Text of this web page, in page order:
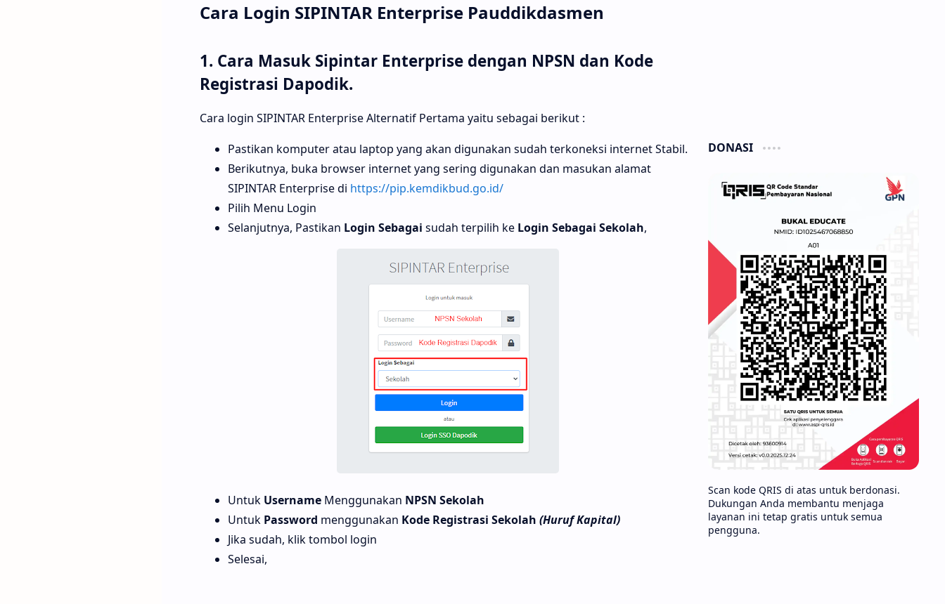
Cara Login SIPINTAR Enterprise Pauddikdasmen
1. Cara Masuk Sipintar Enterprise dengan NPSN dan Kode
Registrasi Dapodik.
Cara login SIPINTAR Enterprise Alternatif Pertama yaitu sebagai berikut :
Pastikan komputer atau laptop yang akan digunakan sudah terkoneksi internet Stabil.
Berikutnya, buka browser internet yang sering digunakan dan masukan alamat
SIPINTAR Enterprise di https://pip.kemdikbud.go.id/
Pilih Menu Login
Selanjutnya, Pastikan Login Sebagai sudah terpilih ke Login Sebagai Sekolah,
Untuk Username Menggunakan NPSN Sekolah
Untuk Password menggunakan Kode Registrasi Sekolah (Huruf Kapital)
Jika sudah, klik tombol login
Selesai,
DONASI
Scan kode QRIS di atas untuk berdonasi.
Dukungan Anda membantu menjaga
layanan ini tetap gratis untuk semua
pengguna.